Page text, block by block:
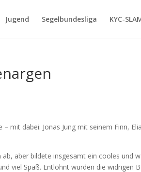
Jugend Segelbundesliga KYC-
mit dabei: Jonas Jung mit seinem Finn,
aber bildete insgesamt ein cooles und
viel Spaß. Entlohnt wurden die widrigen